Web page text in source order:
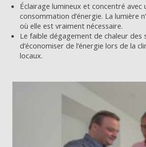
Éclairage lumineux et concentré avec
consommation d’énergie. La lumière
où elle est vraiment nécessaire.
Le faible dégagement de chaleur
d’économiser de l’énergie lors de la
locaux.